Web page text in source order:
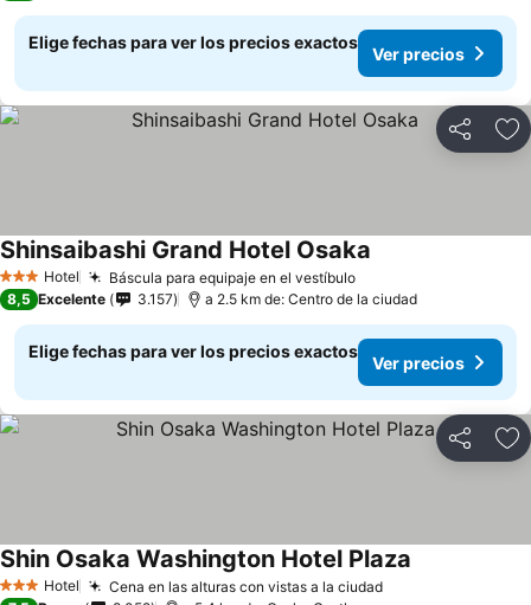
Elige fechas para ver los precios exactos
Ver precios
Compartir
3 Estrellas
Hotel Báscula para equipaje en el vestíbulo
Shinsaibashi Grand Hotel Osaka
8,5 Excelente 3.157 a 2.5 km de: Centro de la ciudad
Elige fechas para ver los precios exactos
Ver precios
Compartir
3 Estrellas
Hotel Cena en las alturas con vistas a la ciudad
Shin Osaka Washington Hotel Plaza